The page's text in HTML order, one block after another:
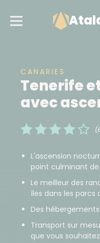
CANARIES
Tenerife
avec
L'ascension
point culminant de
Le meilleur des
îles dans les parcs
Des
Transport sur
que vous